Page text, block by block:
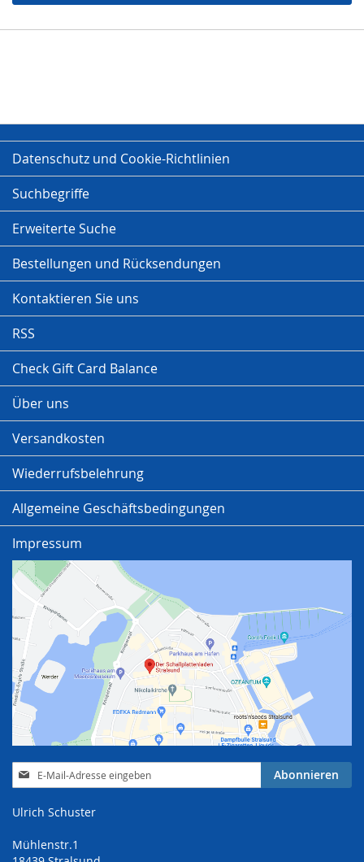
Datenschutz und Cookie-Richtlinien
Suchbegriffe
Erweiterte Suche
Bestellungen und Rücksendungen
Kontaktieren Sie uns
RSS
Check Gift Card Balance
Über uns
Versandkosten
Wiederrufsbelehrung
Allgemeine Geschäftsbedingungen
Impressum
Anmeldung
zum
Abonnieren
Ulrich Schuster
Mühlenstr.1